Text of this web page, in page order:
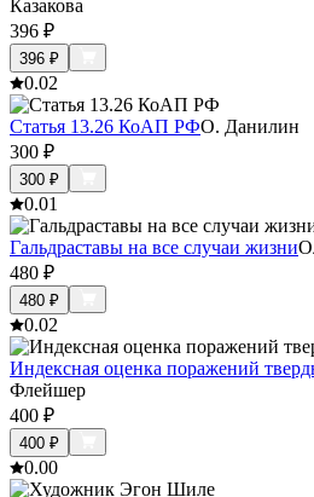
Казакова
396 ₽
396 ₽
0.02
Статья 13.26 КоАП РФО. Данилин
300 ₽
300 ₽
0.01
Гальдраставы на все случаи жизни
480 ₽
480 ₽
0.02
Индексная оценка поражений
Флейшер
400 ₽
400 ₽
0.00